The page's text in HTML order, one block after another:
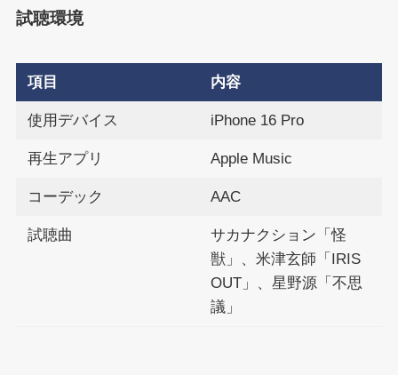
試聴環境
項目 内容
使用デバイス iPhone 16 Pro
再生アプリ Apple Music
コーデック AAC
試聴曲
サカナクション「怪
獣」、米津玄師「IRIS
OUT」、星野源「不思
議」